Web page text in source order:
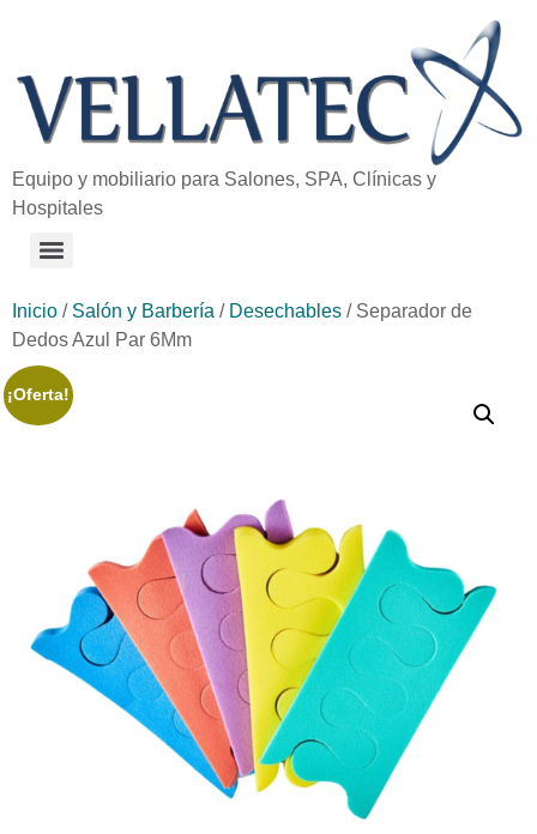
Equipo y mobiliario para Salones, SPA, Clínicas y
Hospitales
Inicio / Salón y Barbería / Desechables / Separador de
Dedos Azul Par 6Mm
¡Oferta!